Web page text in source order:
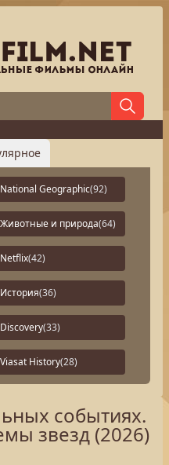
National Geographic(92)
Животные и природа(64)
Netflix(42)
История(36)
Discovery(33)
Viasat History(28)
событиях.
звезд (2026)